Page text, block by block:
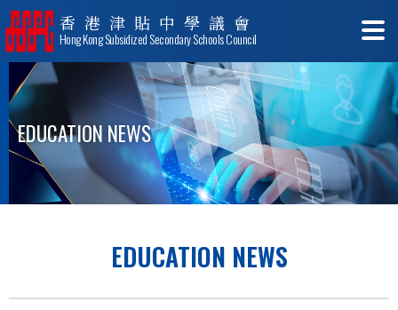
香港津貼中學議會
Hong Kong Subsidized Secondary Schools Council
EDUCATION NEWS
EDUCATION NEWS